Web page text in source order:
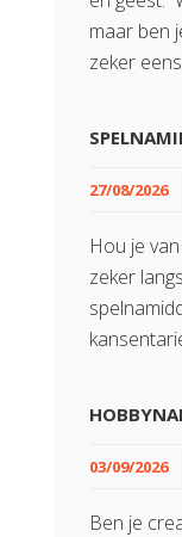
maar ben
zeker
27/08/2026
Hou je
zeker
03/09/2026
Ben je